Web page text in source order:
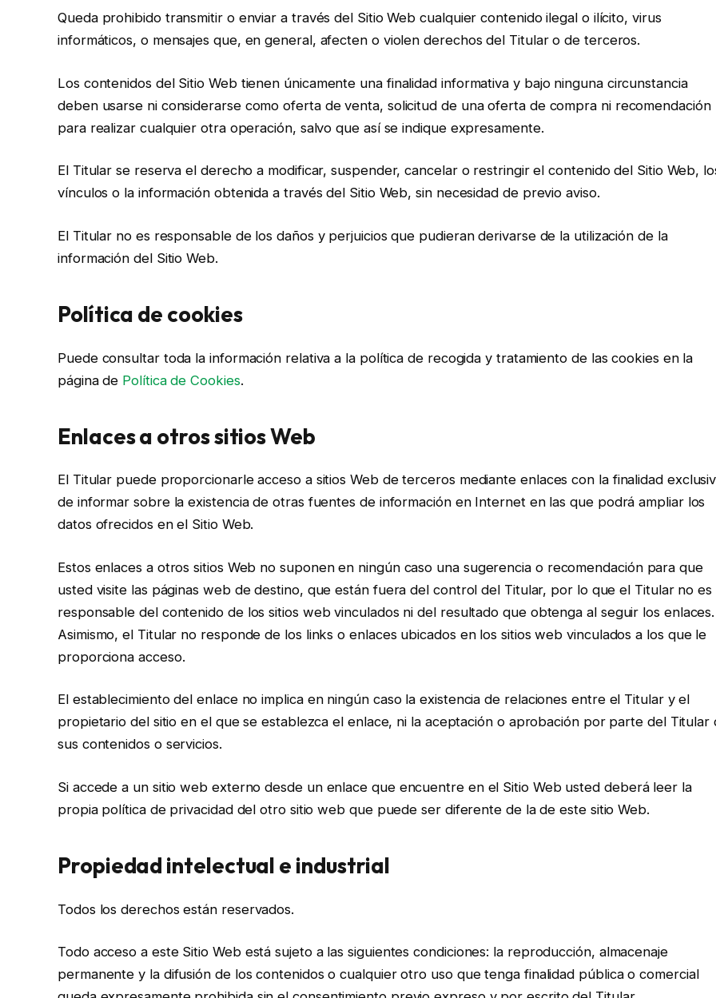
Queda prohibido transmitir o enviar a través del Sitio Web cualquier contenido ilegal o ilícito, virus
informáticos, o mensajes que, en general, afecten o violen derechos del Titular o de terceros.
Los contenidos del Sitio Web tienen únicamente una finalidad informativa y bajo ninguna circunstancia
deben usarse ni considerarse como oferta de venta, solicitud de una oferta de compra ni recomendación
para realizar cualquier otra operación, salvo que así se indique expresamente.
El Titular se reserva el derecho a modificar, suspender, cancelar o restringir el contenido del Sitio Web,
vínculos o la información obtenida a través del Sitio Web, sin necesidad de previo aviso.
El Titular no es responsable de los daños y perjuicios que pudieran derivarse de la utilización de la
información del Sitio Web.
Política de cookies
Puede consultar toda la información relativa a la política de recogida y tratamiento de las cookies en la
página de Política de Cookies.
Enlaces a otros sitios Web
El Titular puede proporcionarle acceso a sitios Web de terceros mediante enlaces con la finalidad
de informar sobre la existencia de otras fuentes de información en Internet en las que podrá ampliar los
datos ofrecidos en el Sitio Web.
Estos enlaces a otros sitios Web no suponen en ningún caso una sugerencia o recomendación para que
usted visite las páginas web de destino, que están fuera del control del Titular, por lo que el Titular no es
responsable del contenido de los sitios web vinculados ni del resultado que obtenga al seguir los enlaces.
Asimismo, el Titular no responde de los links o enlaces ubicados en los sitios web vinculados a los que le
proporciona acceso.
El establecimiento del enlace no implica en ningún caso la existencia de relaciones entre el Titular y el
propietario del sitio en el que se establezca el enlace, ni la aceptación o aprobación por parte del Titular
sus contenidos o servicios.
Si accede a un sitio web externo desde un enlace que encuentre en el Sitio Web usted deberá leer la
propia política de privacidad del otro sitio web que puede ser diferente de la de este sitio Web.
Propiedad intelectual e industrial
Todos los derechos están reservados.
Todo acceso a este Sitio Web está sujeto a las siguientes condiciones: la reproducción, almacenaje
permanente y la difusión de los contenidos o cualquier otro uso que tenga finalidad pública o comercial